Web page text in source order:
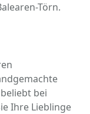
Törn.
bei
Ihre Lieblinge